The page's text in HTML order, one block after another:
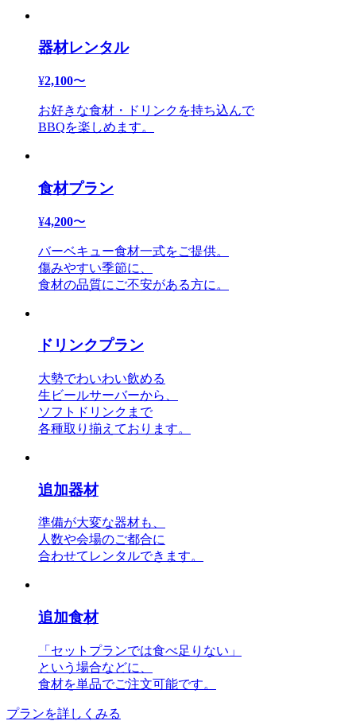
器材レンタル
¥2,100〜
お好きな食材・ドリンクを持ち込んで
BBQを楽しめます。
食材プラン
¥4,200〜
バーベキュー食材一式をご提供。
傷みやすい季節に、
食材の品質にご不安がある方に。
ドリンクプラン
大勢でわいわい飲める
生ビールサーバーから、
ソフトドリンクまで
各種取り揃えております。
追加器材
準備が大変な器材も、
人数や会場のご都合に
合わせてレンタルできます。
追加食材
「セットプランでは食べ足りない」
という場合などに、
食材を単品でご注文可能です。
プランを詳しくみる